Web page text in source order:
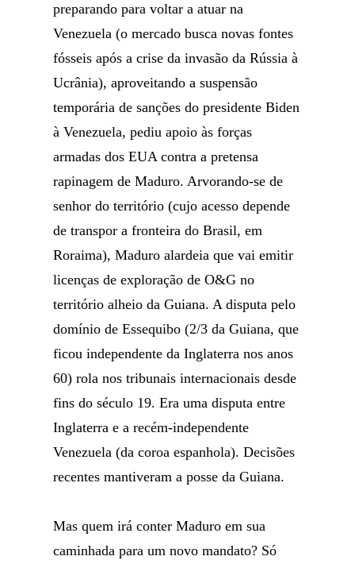
preparando para voltar a atuar na
Venezuela (o mercado busca novas fontes
fósseis após a crise da invasão da Rússia à
Ucrânia), aproveitando a suspensão
temporária de sanções do presidente Biden
à Venezuela, pediu apoio às forças
armadas dos EUA contra a pretensa
rapinagem de Maduro. Arvorando-se de
senhor do território (cujo acesso depende
de transpor a fronteira do Brasil, em
Roraima), Maduro alardeia que vai emitir
licenças de exploração de O&G no
território alheio da Guiana. A disputa pelo
domínio de Essequibo (2/3 da Guiana, que
ficou independente da Inglaterra nos anos
60) rola nos tribunais internacionais desde
fins do século 19. Era uma disputa entre
Inglaterra e a recém-independente
Venezuela (da coroa espanhola). Decisões
recentes mantiveram a posse da Guiana.
Mas quem irá conter Maduro em sua
caminhada para um novo mandato? Só